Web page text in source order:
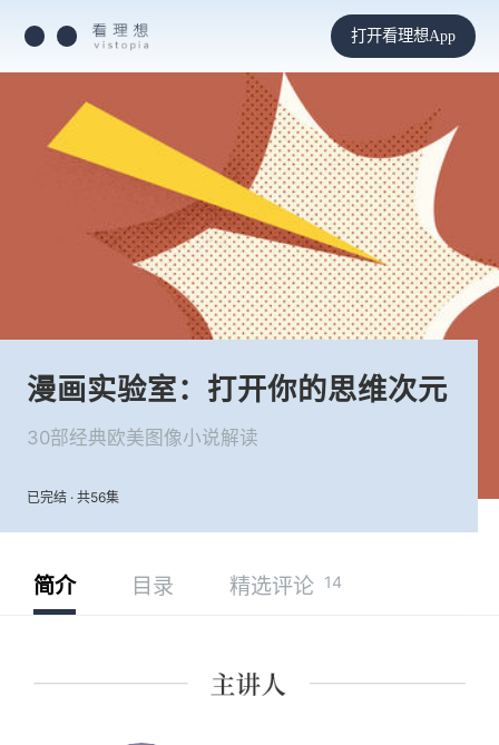
打开看理想App
漫画实验室：打开你的思维次元
30部经典欧美图像小说解读
已完结 · 共56集
简介 目录 精选评论 14